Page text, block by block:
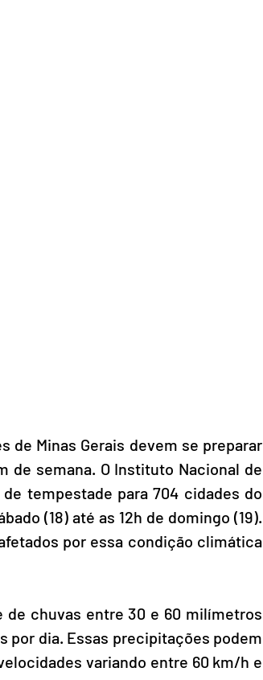
de Minas Gerais devem se preparar
de semana. O Instituto Nacional de
tempestade para 704 cidades do
(18) até as 12h de domingo (19).
por essa condição climática
de chuvas entre 30 e 60 milímetros
por dia. Essas precipitações podem
variando entre 60 km/h e